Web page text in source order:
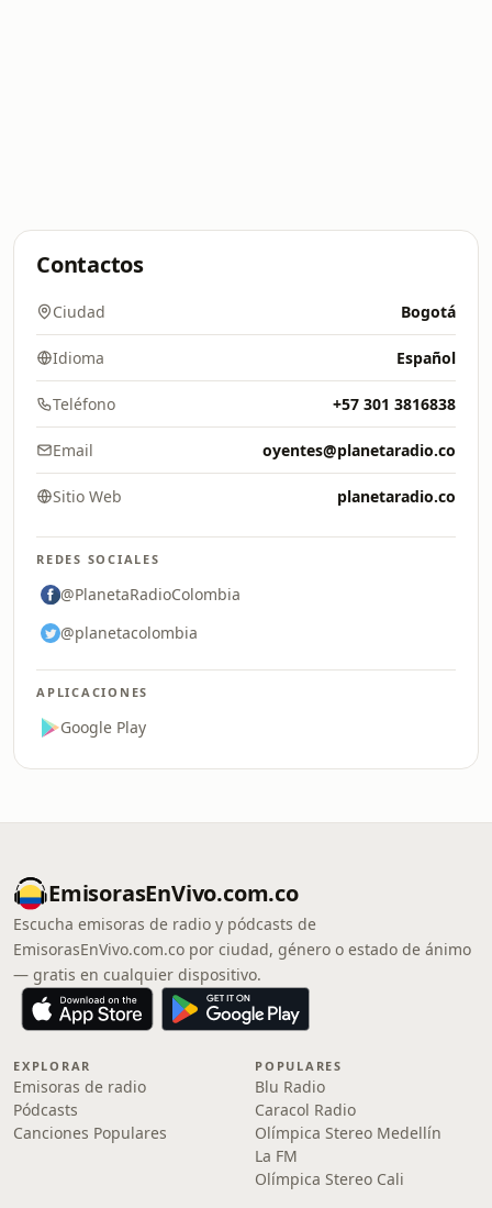
Contactos
Ciudad Bogotá
Idioma Español
Teléfono +57 301 3816838
Email oyentes@planetaradio.co
Sitio Web planetaradio.co
REDES SOCIALES
@PlanetaRadioColombia
@planetacolombia
APLICACIONES
Google Play
EmisorasEnVivo.com.co
Escucha emisoras de radio y pódcasts de
EmisorasEnVivo.com.co por ciudad, género o estado de ánimo
— gratis en cualquier dispositivo.
EXPLORAR
Emisoras de radio
Pódcasts
Canciones Populares
POPULARES
Blu Radio
Caracol Radio
Olímpica Stereo Medellín
La FM
Olímpica Stereo Cali